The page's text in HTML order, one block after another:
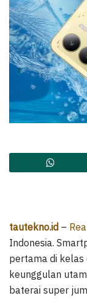
tautekno.id –
Indonesia.
pertama di kelas
keunggulan
baterai super